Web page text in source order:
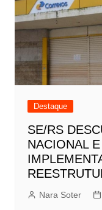
Destaque
SE/RS
NACIONAL
Nara Soter